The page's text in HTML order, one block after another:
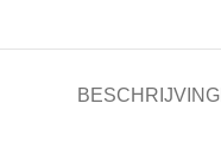
BESCHRIJVING